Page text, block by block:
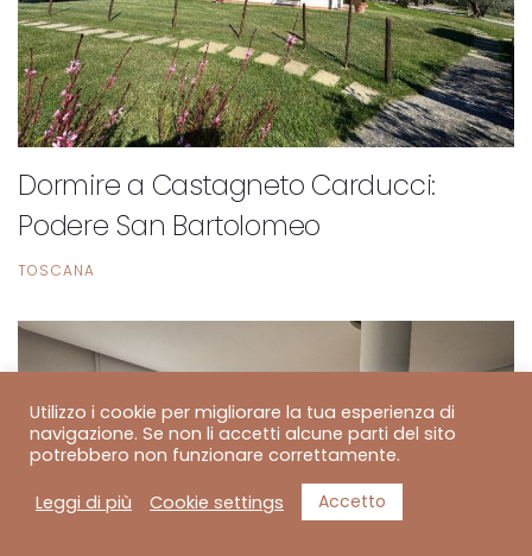
Dormire a Castagneto Carducci:
Podere San Bartolomeo
TOSCANA
Utilizzo i cookie per migliorare la tua esperienza di
navigazione. Se non li accetti alcune parti del sito
potrebbero non funzionare correttamente.
Leggi di più
Cookie settings Accetto